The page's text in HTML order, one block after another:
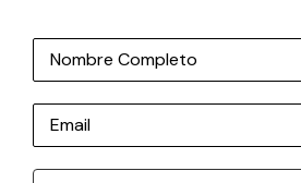
Nombre Completo
Email